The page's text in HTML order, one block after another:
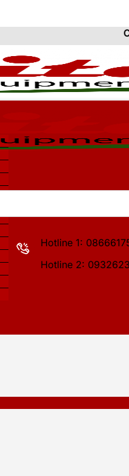
CÔNG TY TNHH
Hotline 1:
Hotline 2: